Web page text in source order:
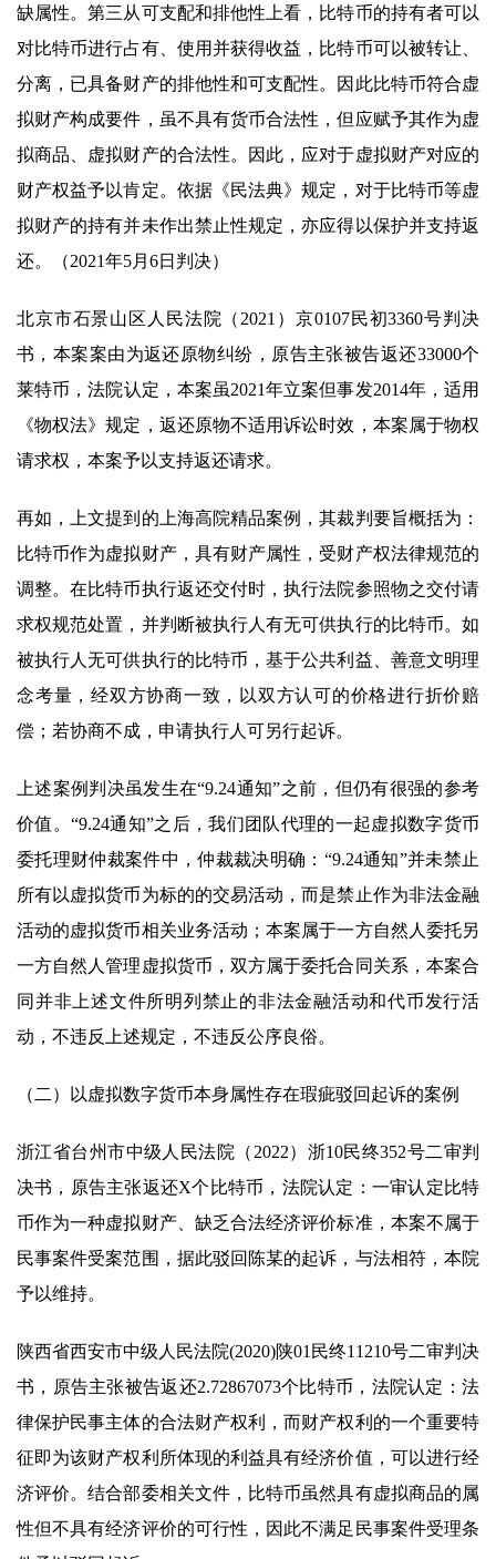
缺属性。第三从可支配和排他性上看，比特币的持有者可以
对比特币进行占有、使用并获得收益，比特币可以被转让、
分离，已具备财产的排他性和可支配性。因此比特币符合虚
拟财产构成要件，虽不具有货币合法性，但应赋予其作为虚
拟商品、虚拟财产的合法性。因此，应对于虚拟财产对应的
财产权益予以肯定。依据《民法典》规定，对于比特币等虚
拟财产的持有并未作出禁止性规定，亦应得以保护并支持返
还。（2021年5月6日判决）
北京市石景山区人民法院（2021）京0107民初3360号判决
书，本案案由为返还原物纠纷，原告主张被告返还33000个
莱特币，法院认定，本案虽2021年立案但事发2014年，适用
《物权法》规定，返还原物不适用诉讼时效，本案属于物权
请求权，本案予以支持返还请求。
再如，上文提到的上海高院精品案例，其裁判要旨概括为：
比特币作为虚拟财产，具有财产属性，受财产权法律规范的
调整。在比特币执行返还交付时，执行法院参照物之交付请
求权规范处置，并判断被执行人有无可供执行的比特币。如
被执行人无可供执行的比特币，基于公共利益、善意文明理
念考量，经双方协商一致，以双方认可的价格进行折价赔
偿；若协商不成，申请执行人可另行起诉。
上述案例判决虽发生在“9.24通知”之前，但仍有很强的参考
价值。“9.24通知”之后，我们团队代理的一起虚拟数字货币
委托理财仲裁案件中，仲裁裁决明确：“9.24通知”并未禁止
所有以虚拟货币为标的的交易活动，而是禁止作为非法金融
活动的虚拟货币相关业务活动；本案属于一方自然人委托另
一方自然人管理虚拟货币，双方属于委托合同关系，本案合
同并非上述文件所明列禁止的非法金融活动和代币发行活
动，不违反上述规定，不违反公序良俗。
（二）以虚拟数字货币本身属性存在瑕疵驳回起诉的案例
浙江省台州市中级人民法院（2022）浙10民终352号二审判
决书，原告主张返还X个比特币，法院认定：一审认定比特
币作为一种虚拟财产、缺乏合法经济评价标准，本案不属于
民事案件受案范围，据此驳回陈某的起诉，与法相符，本院
予以维持。
陕西省西安市中级人民法院(2020)陕01民终11210号二审判决
书，原告主张被告返还2.72867073个比特币，法院认定：法
律保护民事主体的合法财产权利，而财产权利的一个重要特
征即为该财产权利所体现的利益具有经济价值，可以进行经
济评价。结合部委相关文件，比特币虽然具有虚拟商品的属
性但不具有经济评价的可行性，因此不满足民事案件受理条